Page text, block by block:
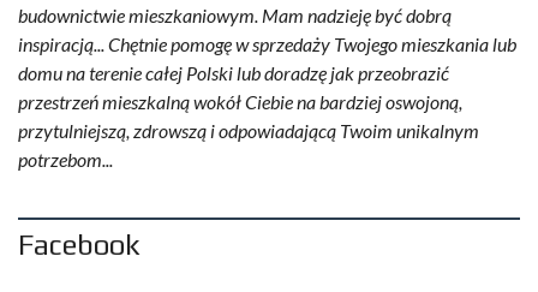
budownictwie mieszkaniowym. Mam nadzieję być dobrą
inspiracją... Chętnie pomogę w sprzedaży Twojego mieszkania lub
domu na terenie całej Polski lub doradzę jak przeobrazić
przestrzeń mieszkalną wokół Ciebie na bardziej oswojoną,
przytulniejszą, zdrowszą i odpowiadającą Twoim unikalnym
potrzebom...
Facebook